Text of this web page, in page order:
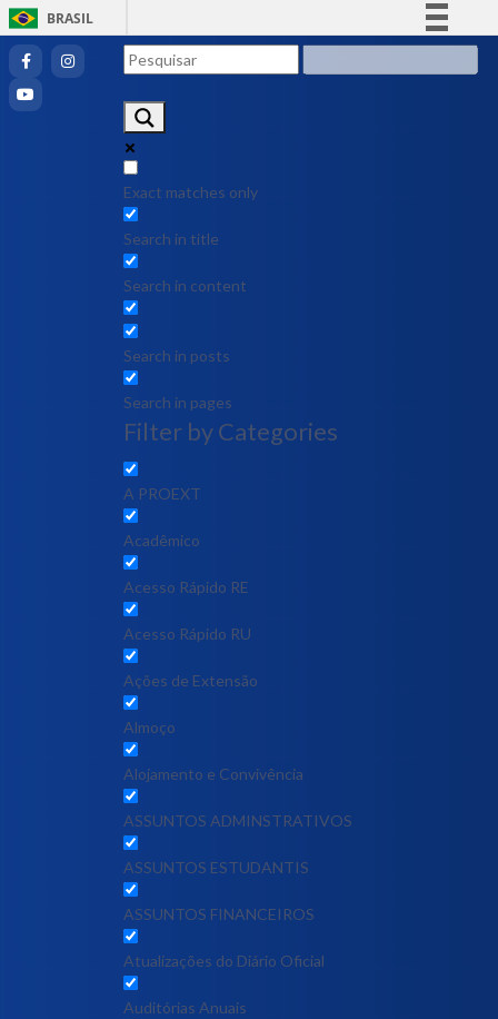
BRASIL
Exact matches only
Search in title
Search in content
Search in posts
Search in pages
Filter by Categories
A PROEXT
Acadêmico
Acesso Rápido RE
Acesso Rápido RU
Ações de Extensão
Almoço
Alojamento e Convivência
ASSUNTOS ADMINSTRATIVOS
ASSUNTOS ESTUDANTIS
ASSUNTOS FINANCEIROS
Atualizações do Diário Oficial
Auditórias Anuais